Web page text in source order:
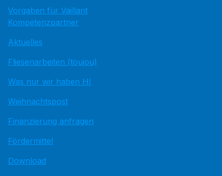
Vorgaben für Vaillant
Kompetenzpartner
Aktuelles
Fliesenarbeiten (toujou)
Was nur wir haben HI
Weihnachtspost
Finanzierung anfragen
Fördermittel
Download